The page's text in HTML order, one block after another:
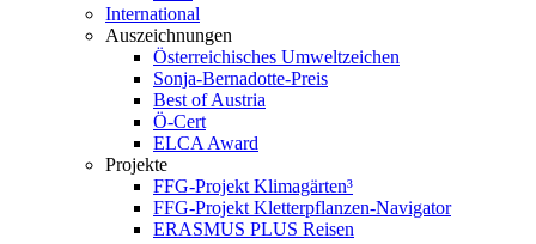
International
Auszeichnungen
Österreichisches Umweltzeichen
Sonja-Bernadotte-Preis
Best of Austria
Ö-Cert
ELCA Award
Projekte
FFG-Projekt Klimagärten³
FFG-Projekt Kletterpflanzen-Navigator
ERASMUS PLUS Reisen